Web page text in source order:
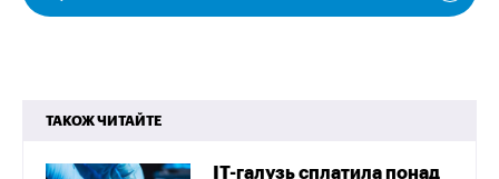
ТАКОЖ ЧИТАЙТЕ
IT-галузь сплатила понад